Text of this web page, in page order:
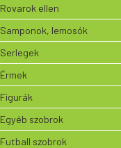
Rovarok ellen
Samponok, lemosók
Serlegek
Érmek
Figurák
Egyéb szobrok
Futball szobrok